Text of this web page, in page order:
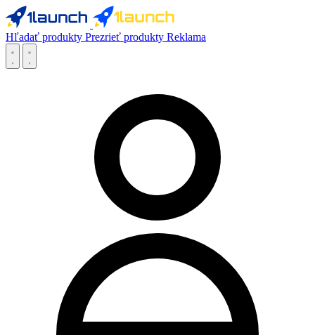
Hľadať produkty Prezrieť produkty Reklama